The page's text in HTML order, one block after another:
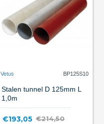
Vetus BP125S10
Stalen tunnel D 125mm L
1,0m
€193,05 €214,50